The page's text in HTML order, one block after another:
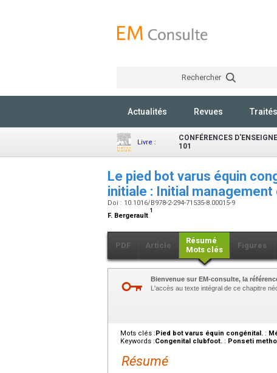
Rechercher
Actualités Revues
Livre :
CONFÉRENCES
101
Le pied bot varus équin
initiale : Initial
Doi : 10.1016/B978-2-294-71535-8.00015-9
F. Bergerault
1
PDF Article
Résumé
Mots clés
Figures
Bienvenue sur EM-consulte, la
L'accès au texte intégral de ce chapitre
Mots clés :Pied bot varus équin congénital. :
Keywords :Congenital clubfoot. : Ponseti
Résumé